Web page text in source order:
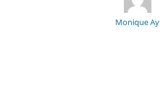
Monique Ay